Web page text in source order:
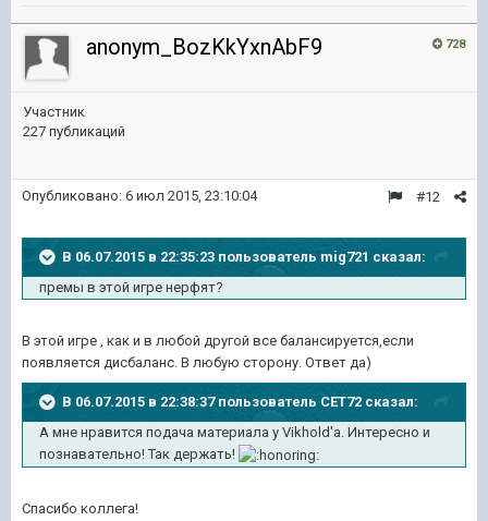
728
anonym_BozKkYxnAbF9
Участник
227 публикаций
#12
Опубликовано: 6 июл 2015, 23:10:04
В 06.07.2015 в 22:35:23 пользователь mig721 сказал:
премы в этой игре нерфят?
В этой игре , как и в любой другой все балансируется,если
появляется дисбаланс. В любую сторону. Ответ да)
В 06.07.2015 в 22:38:37 пользователь CET72 сказал:
А мне нравится подача материала у Vikhold'a. Интересно и
познавательно! Так держать!
Спасибо коллега!